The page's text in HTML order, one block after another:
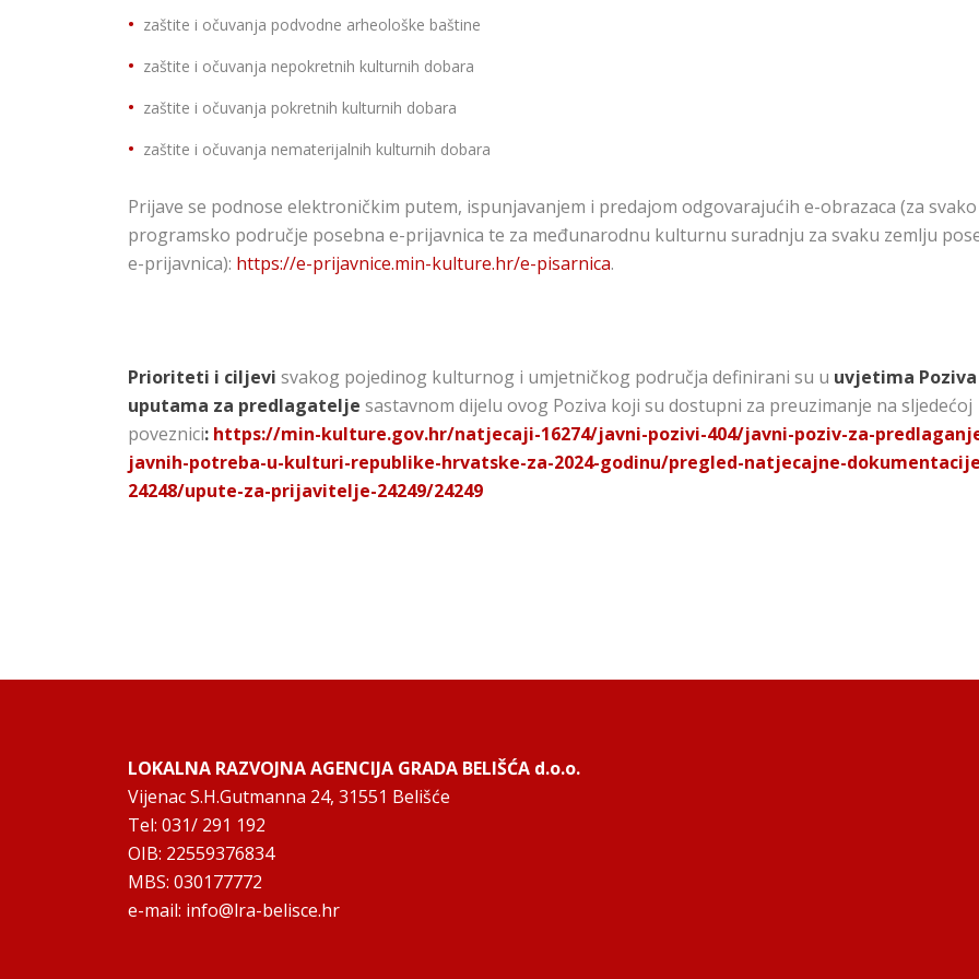
zaštite i očuvanja podvodne arheološke baštine
zaštite i očuvanja nepokretnih kulturnih dobara
zaštite i očuvanja pokretnih kulturnih dobara
zaštite i očuvanja nematerijalnih kulturnih dobara
Prijave se podnose elektroničkim putem, ispunjavanjem i predajom odgovarajućih e-obrazaca (za svako
programsko područje posebna e-prijavnica te za međunarodnu kulturnu suradnju za svaku zemlju
e-prijavnica): https://e-prijavnice.min-kulture.hr/e-pisarnica.
Prioriteti i ciljevi svakog pojedinog kulturnog i umjetničkog područja definirani su u uvjetima Poziva
uputama za predlagatelje sastavnom dijelu ovog Poziva koji su dostupni za preuzimanje na sljedećoj
poveznici: https://min-kulture.gov.hr/natjecaji-16274/javni-pozivi-404/javni-poziv-za-
javnih-potreba-u-kulturi-republike-hrvatske-za-2024-godinu/pregled-natjecajne-
24248/upute-za-prijavitelje-24249/24249
LOKALNA RAZVOJNA AGENCIJA GRADA BELIŠĆA d.o.o.
Vijenac S.H.Gutmanna 24, 31551 Belišće
Tel: 031/ 291 192
OIB: 22559376834
MBS: 030177772
e-mail: info@lra-belisce.hr